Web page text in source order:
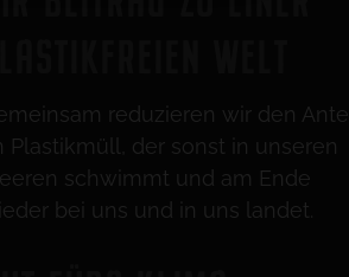
reduzieren wir den Anteil
Plastikmüll, der sonst in unseren
schwimmt und am Ende
bei uns und in uns landet.